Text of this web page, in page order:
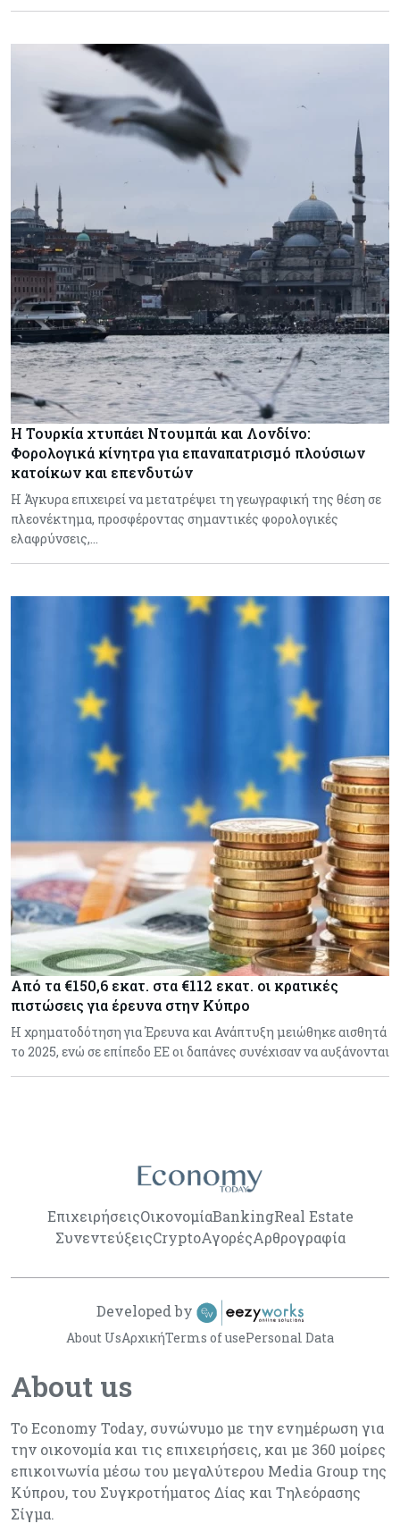
Η Τουρκία χτυπάει Ντουμπάι και Λονδίνο:
Φορολογικά κίνητρα για επαναπατρισμό πλούσιων
κατοίκων και επενδυτών
Η Άγκυρα επιχειρεί να μετατρέψει τη γεωγραφική της θέση σε
πλεονέκτημα, προσφέροντας σημαντικές φορολογικές
ελαφρύνσεις,…
Από τα €150,6 εκατ. στα €112 εκατ. οι κρατικές
πιστώσεις για έρευνα στην Κύπρο
Η χρηματοδότηση για Έρευνα και Ανάπτυξη μειώθηκε αισθητά
το 2025, ενώ σε επίπεδο ΕΕ οι δαπάνες συνέχισαν να αυξάνονται
ΕπιχειρήσειςΟικονομίαBankingReal Estate
ΣυνεντεύξειςCryptoΑγορέςΑρθρογραφία
About us
Το Economy Today, συνώνυμο με την ενημέρωση για
την οικονομία και τις επιχειρήσεις, και με 360 μοίρες
επικοινωνία μέσω του μεγαλύτερου Media Group της
Κύπρου, του Συγκροτήματος Δίας και Τηλεόρασης
Σίγμα.
About UsΑρχικήTerms of usePersonal Data
Developed by